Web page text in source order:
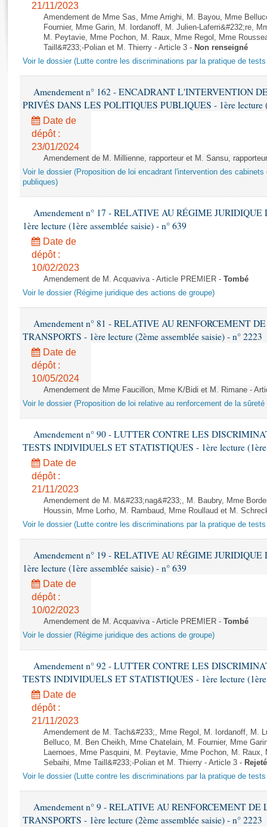
Rapports d'information
Rapports d'enquête
Rapports législatifs
Rapports sur l'application des lois
Dossiers législatifs
Budget et sécurité sociale
Questions écrites et orales
Comptes rendus des débats
Liens vers les sites publics
21/11/2023
Amendement de Mme Sas, Mme Arrighi, M. Bayou, Mme
Fournier, Mme Garin, M. Iordanoff, M. Julien-Laferri&#232;re,
M. Peytavie, Mme Pochon, M. Raux, Mme Regol, Mme
Taill&#233;-Polian et M. Thierry - Article 3 - Non renseigné
Voir le dossier (Lutte contre les discriminations par la pratique de
Amendement n° 162 - ENCADRANT L'INTERVENTION
PRIVÉS DANS LES POLITIQUES PUBLIQUES - 1ère lecture
Date de
dépôt :
23/01/2024
Amendement de M. Millienne, rapporteur et M. Sansu,
Voir le dossier (Proposition de loi encadrant l'intervention des
publiques)
Amendement n° 17 - RELATIVE AU RÉGIME JURIDIQUE
1ère lecture (1ère assemblée saisie) - n° 639
Date de
dépôt :
10/02/2023
Amendement de M. Acquaviva - Article PREMIER - Tombé
Voir le dossier (Régime juridique des actions de groupe)
Amendement n° 81 - RELATIVE AU RENFORCEMENT
TRANSPORTS - 1ère lecture (2ème assemblée saisie) - n° 2223
Date de
dépôt :
10/05/2024
Amendement de Mme Faucillon, Mme K/Bidi et M. Rimane -
Voir le dossier (Proposition de loi relative au renforcement de la
Amendement n° 90 - LUTTER CONTRE LES
TESTS INDIVIDUELS ET STATISTIQUES - 1ère lecture (1ère
Date de
dépôt :
21/11/2023
Amendement de M. M&#233;nag&#233;, M. Baubry, Mme
Houssin, Mme Lorho, M. Rambaud, Mme Roullaud et M.
Voir le dossier (Lutte contre les discriminations par la pratique de
Amendement n° 19 - RELATIVE AU RÉGIME JURIDIQUE
1ère lecture (1ère assemblée saisie) - n° 639
Date de
dépôt :
10/02/2023
Amendement de M. Acquaviva - Article PREMIER - Tombé
Voir le dossier (Régime juridique des actions de groupe)
Amendement n° 92 - LUTTER CONTRE LES
TESTS INDIVIDUELS ET STATISTIQUES - 1ère lecture (1ère
Date de
dépôt :
21/11/2023
Amendement de M. Tach&#233;, Mme Regol, M. Iordanoff, M.
Belluco, M. Ben Cheikh, Mme Chatelain, M. Fournier, Mme
Laernoes, Mme Pasquini, M. Peytavie, Mme Pochon, M.
Sebaihi, Mme Taill&#233;-Polian et M. Thierry - Article 3 - Rejeté
Voir le dossier (Lutte contre les discriminations par la pratique de
Amendement n° 9 - RELATIVE AU RENFORCEMENT
TRANSPORTS - 1ère lecture (2ème assemblée saisie) - n° 2223